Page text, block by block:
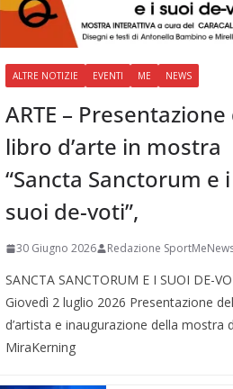
ALTRE NOTIZIE EVENTI ME NEWS
ARTE – Presentazione
libro d’arte in mostra
“Sancta Sanctorum e i
suoi de-voti”,
30 Giugno 2026 Redazione
SANCTA SANCTORUM E I SUOI DE-
Giovedì 2 luglio 2026 Presentazione
d’artista e inaugurazione della mostra
MiraKerning